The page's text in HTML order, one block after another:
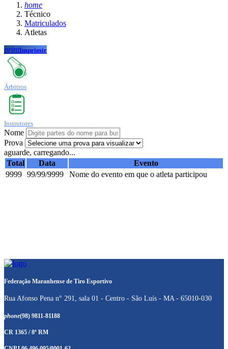
home
Técnico
Matriculados
Atletas
printImprimir
Árbitros
Instrutores
Nome
Prova
aguarde, carregando...
Total
Data
Evento
9999 99/99/9999 Nome do evento em que o atleta participou
Federação Maranhense de Tiro Esportivo
Rua Afonso Pena n° 291, sala 01 - Centro - São Luís - MA - 65010-030
phone(98) 9811-81188
CR 1365 / 8ª RM